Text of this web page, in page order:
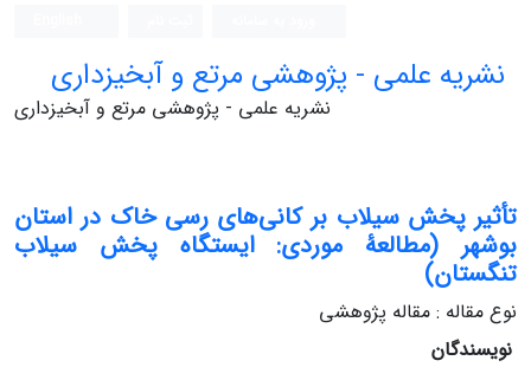
نشریه علمی - پژوهشی مرتع و آبخیزداری
نشریه علمی - پژوهشی مرتع و آبخیزداری
تأثیر پخش سیلاب بر کانی‌های رسی خاک‌ در استان
بوشهر (مطالعۀ موردی: ایستگاه پخش سیلاب
تنگستان)
نوع مقاله : مقاله پژوهشی
نویسندگان